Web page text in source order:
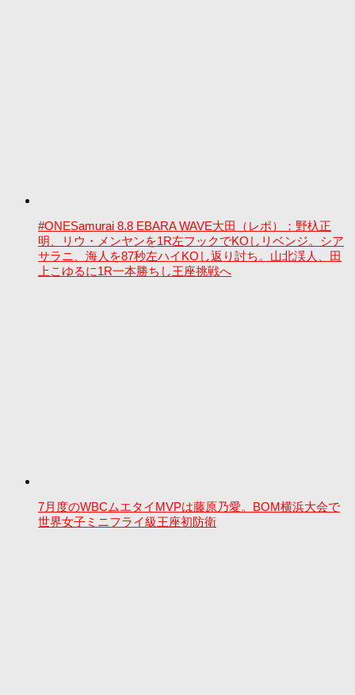
#ONESamurai 8.8 EBARA WAVE大田（レポ）：野杁正
明、リウ・メンヤンを1R左フックでKOしリベンジ。シア
サラニ、海人を87秒左ハイKOし返り討ち。山北渓人、田
上こゆるに1R一本勝ちし王座挑戦へ
7月度のWBCムエタイMVPは藤原乃愛。BOM横浜大会で
世界女子ミニフライ級王座初防衛